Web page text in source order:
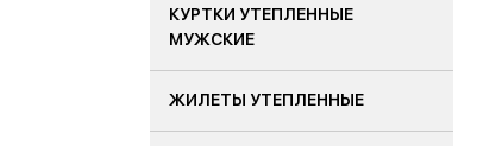
КУРТКИ УТЕПЛЕННЫЕ
МУЖСКИЕ
ЖИЛЕТЫ УТЕПЛЕННЫЕ